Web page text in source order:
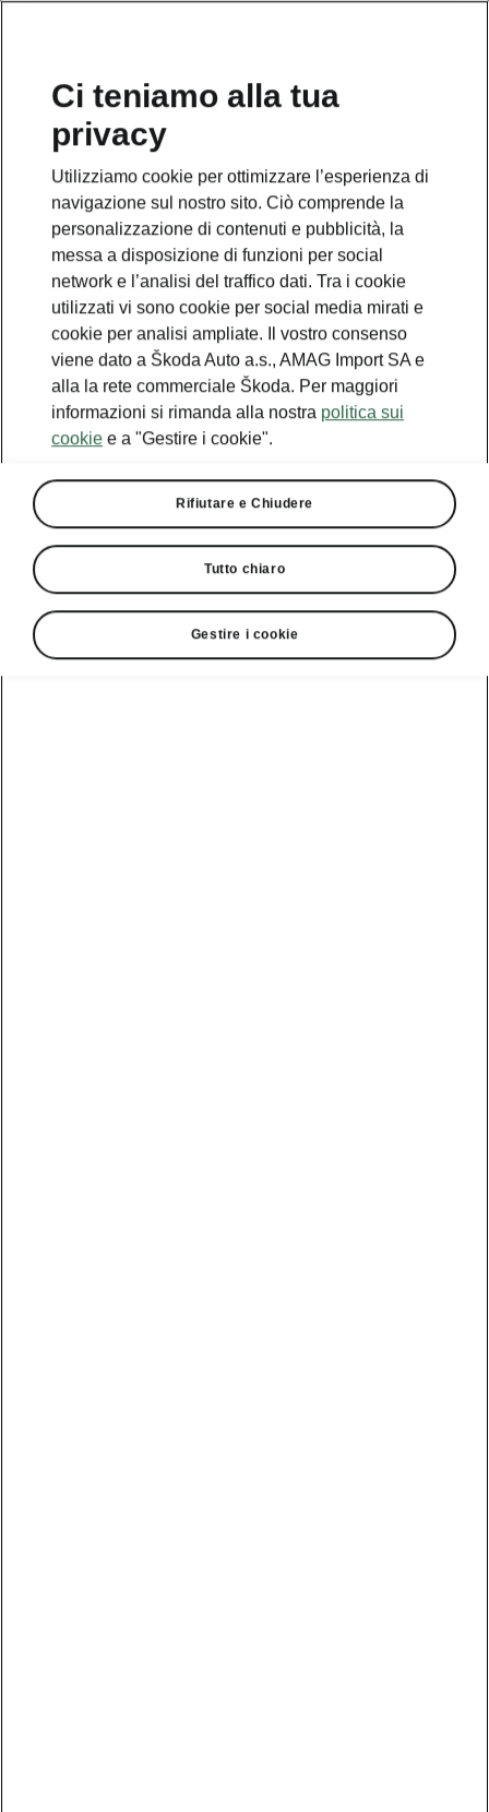
Ci teniamo alla tua
privacy
Utilizziamo cookie per ottimizzare l’esperienza di
navigazione sul nostro sito. Ciò comprende la
personalizzazione di contenuti e pubblicità, la
messa a disposizione di funzioni per social
network e l’analisi del traffico dati. Tra i cookie
utilizzati vi sono cookie per social media mirati e
cookie per analisi ampliate. Il vostro consenso
viene dato a Škoda Auto a.s., AMAG Import SA e
alla la rete commerciale Škoda. Per maggiori
informazioni si rimanda alla nostra politica sui
cookie e a "Gestire i cookie".
Rifiutare e Chiudere
Tutto chiaro
Gestire i cookie